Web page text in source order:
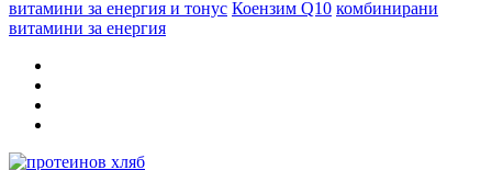
витамини за енергия и тонус Коензим Q10 комбинирани
витамини за енергия